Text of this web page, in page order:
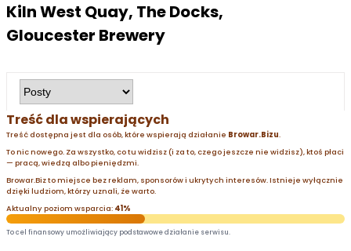
Kiln West Quay, The Docks,
Gloucester Brewery
Treść dla wspierających
Treść dostępna jest dla osób, które wspierają działanie Browar.Bizu.
To nic nowego. Za wszystko, co tu widzisz (i za to, czego jeszcze nie widzisz), ktoś płaci
— pracą, wiedzą albo pieniędzmi.
Browar.Biz to miejsce bez reklam, sponsorów i ukrytych interesów. Istnieje wyłącznie
dzięki ludziom, którzy uznali, że warto.
Aktualny poziom wsparcia: 41%
To cel finansowy umożliwiający podstawowe działanie serwisu.